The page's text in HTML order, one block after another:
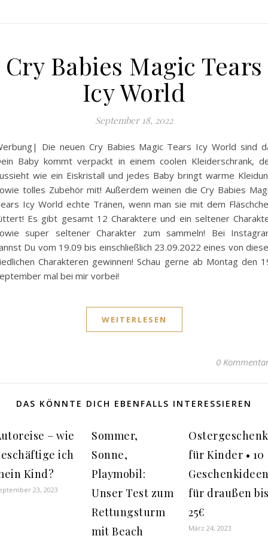
Cry Babies Magic Tears
Icy World
September 18, 2022
Die neuen Cry Babies Magic Tears Icy World sind
Baby kommt verpackt in einem coolen Kleiderschrank,
wie ein Eiskristall und jedes Baby bringt warme
tolles Zubehör mit! Außerdem weinen die Cry Babies
Icy World echte Tränen, wenn man sie mit dem
Es gibt gesamt 12 Charaktere und ein seltener
super seltener Charakter zum sammeln! Bei
Du vom 19.09 bis einschließlich 23.09.2022 eines von
Charakteren gewinnen! Schau gerne ab Montag den
mal bei mir vorbei!
WEITERLESEN
0
DAS KÖNNTE DICH EBENFALLS INTERESSIEREN
– wie
ich
Kind?
23, 2023
Sommer,
Sonne,
Playmobil:
Unser Test zum
Rettungsturm
mit Beach
für Kinder • 10
Geschenkideen
für draußen bis
25€
März 24, 2023